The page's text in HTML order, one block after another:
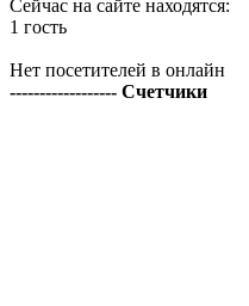
Сейчас на сайте находятся:
1 гость
Нет посетителей в онлайн
------------------ Счетчики